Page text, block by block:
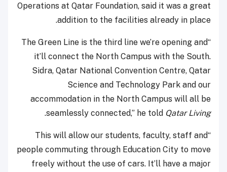
Operations at Qatar Foundation, said it was a great
addition to the facilities already in place.
“The Green Line is the third line we’re opening and
it’ll connect the North Campus with the South.
Sidra, Qatar National Convention Centre, Qatar
Science and Technology Park and our
accommodation in the North Campus will all be
seamlessly connected,” he told Qatar Living
.
“This will allow our students, faculty, staff and
people commuting through Education City to move
freely without the use of cars. It’ll have a major